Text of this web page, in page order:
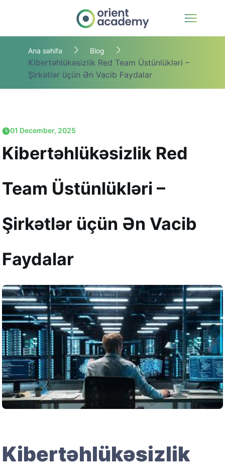
Ana səhifə Blog
Kibertəhlükəsizlik Red Team Üstünlükləri –
Şirkətlər üçün Ən Vacib Faydalar
01 December, 2025
Kibertəhlükəsizlik Red
Team Üstünlükləri –
Şirkətlər üçün Ən Vacib
Faydalar
Kibertəhlükəsizlik